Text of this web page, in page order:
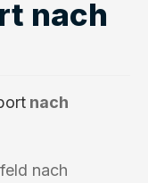
nach
nach
nach